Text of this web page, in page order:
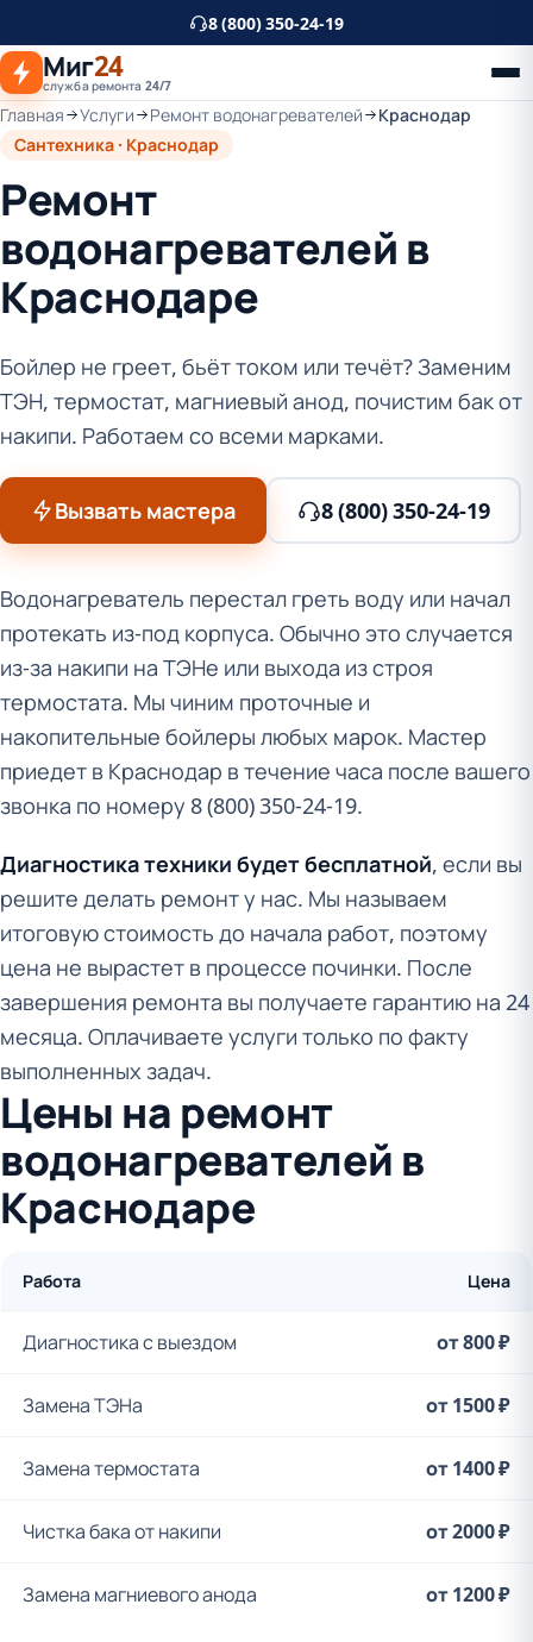
основному
контенту
8 (800) 350-24-19
Миг24
служба ремонта 24/7
Главная Услуги Ремонт водонагревателей
Краснодар
Сантехника · Краснодар
Ремонт
водонагревателей в
Краснодаре
Бойлер не греет, бьёт током или течёт? Заменим
ТЭН, термостат, магниевый анод, почистим бак от
накипи. Работаем со всеми марками.
Вызвать мастера 8 (800) 350-24-19
Водонагреватель перестал греть воду или начал
протекать из-под корпуса. Обычно это случается
из-за накипи на ТЭНе или выхода из строя
термостата. Мы чиним проточные и
накопительные бойлеры любых марок. Мастер
приедет в Краснодар в течение часа после вашего
звонка по номеру 8 (800) 350-24-19.
Диагностика техники будет бесплатной, если вы
решите делать ремонт у нас. Мы называем
итоговую стоимость до начала работ, поэтому
цена не вырастет в процессе починки. После
завершения ремонта вы получаете гарантию на 24
месяца. Оплачиваете услуги только по факту
выполненных задач.
Цены на ремонт
водонагревателей в
Краснодаре
Работа Цена
Диагностика с выездом от 800 ₽
Замена ТЭНа от 1500 ₽
Замена термостата от 1400 ₽
Чистка бака от накипи от 2000 ₽
Замена магниевого анода от 1200 ₽